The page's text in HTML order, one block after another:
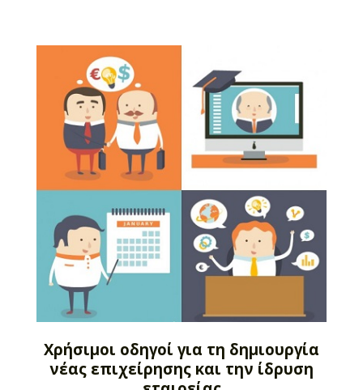
Χρήσιμοι οδηγοί για τη δημιουργία
νέας επιχείρησης και την ίδρυση